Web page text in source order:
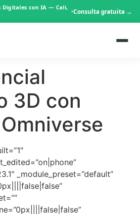
Digitales con IA — Cali,
Consulta gratuita →
3D con
_module_preset=”default”